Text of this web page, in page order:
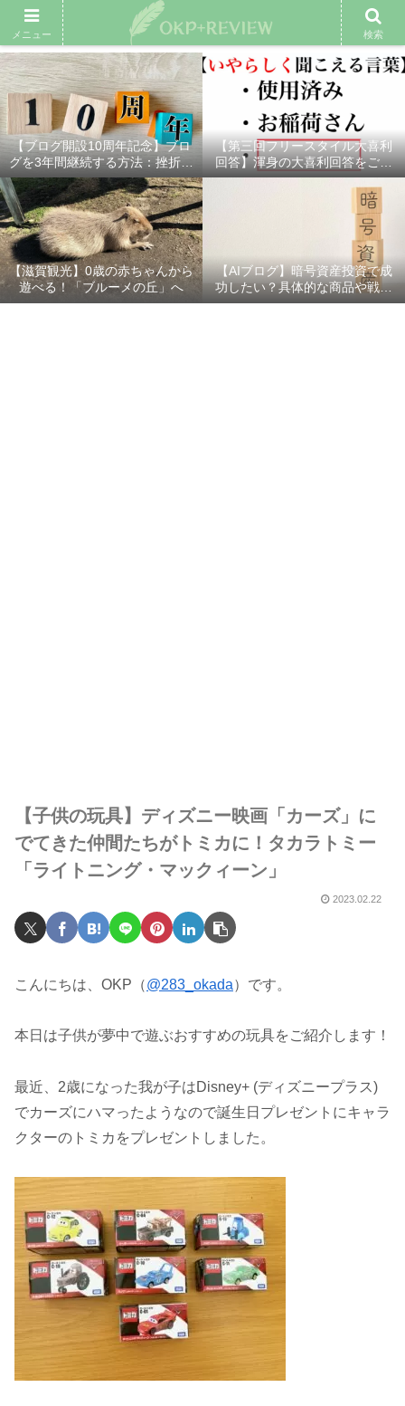
雑記ブログ プロフィール 余興動画 ベスト大喜利 スポ
【ブログ開設10周年記念】ブロ
グを3年間継続する方法：挫折し
ないための7つの秘訣
【第三回フリースタイル大喜利
回答】渾身の大喜利回答をご紹
介！
【滋賀観光】0歳の赤ちゃんから
遊べる！「ブルーメの丘」へ
【AIブログ】暗号資産投資で成
功したい？具体的な商品や戦略
を分かりやすく解説！
【子供の玩具】ディズニー映画「カーズ」に
でてきた仲間たちがトミカに！タカラトミー
「ライトニング・マックィーン」
2023.02.22
こんにちは、OKP（@283_okada）です。
本日は子供が夢中で遊ぶおすすめの玩具をご紹介します！
最近、2歳になった我が子はDisney+ (ディズニープラス)
でカーズにハマったようなので誕生日プレゼントにキャラ
クターのトミカをプレゼントしました。
メニュー 検索